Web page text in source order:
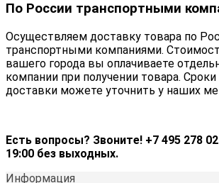
По России транспортными
Осуществляем доставку товара по
транспортными компаниями.
вашего города вы оплачиваете
компании при получении товара.
доставки можете уточнить у наших
Есть вопросы? Звоните! +7 495 278
19:00 без выходных.
Информация